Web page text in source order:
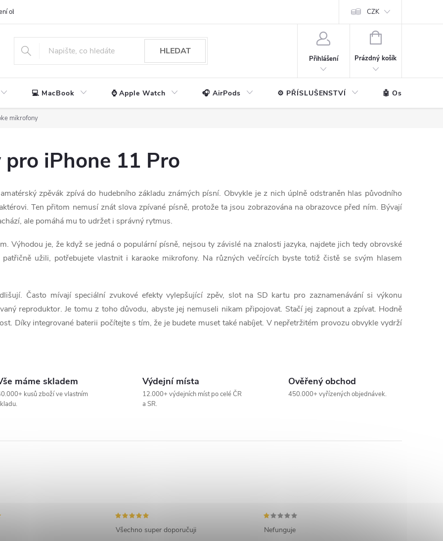
obchodu CZK
HLEDAT
Přihlášení
NÁKUPNÍ
Prázdný košík
💻 MacBook ⌚ Apple Watch 🎧 AirPods ⚙️ PŘÍSLUŠENSTVÍ 🤖 Ostatní
mikrofony
iPhone 11 Pro
zpěvák zpívá do hudebního základu známých písní. Obvykle je z nich úplně odstraněn hlas původního
Ten přitom nemusí znát slova zpívané písně, protože ta jsou zobrazována na obrazovce před ním. Bývají
ale pomáhá mu to udržet i správný rytmus.
Výhodou je, že když se jedná o populární písně, nejsou ty závislé na znalosti jazyka, najdete jich tedy obrovské
užili, potřebujete vlastnit i karaoke mikrofony. Na různých večírcích byste totiž čistě se svým hlasem
Často mívají speciální zvukové efekty vylepšující zpěv, slot na SD kartu pro zaznamenávání si výkonu
reproduktor. Je tomu z toho důvodu, abyste jej nemuseli nikam připojovat. Stačí jej zapnout a zpívat. Hodně
Díky integrované baterii počítejte s tím, že je budete muset také nabíjet. V nepřetržitém provozu obvykle vydrží
máme skladem
kusů zboží ve vlastním
Výdejní místa
12.000+ výdejních míst po celé ČR
a SR.
Ověřený obchod
450.000+ vyřízených objednávek.
Všechno super doporučuji
Nefunguje